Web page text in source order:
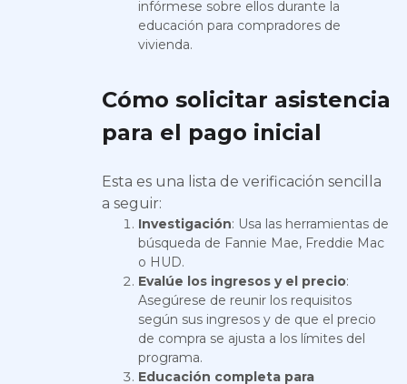
infórmese sobre ellos durante la
educación para compradores de
vivienda.
Cómo solicitar asistencia
para el pago inicial
Esta es una lista de verificación sencilla
a seguir:
Investigación: Usa las herramientas de
búsqueda de Fannie Mae, Freddie Mac
o HUD.
Evalúe los ingresos y el precio:
Asegúrese de reunir los requisitos
según sus ingresos y de que el precio
de compra se ajusta a los límites del
programa.
Educación completa para